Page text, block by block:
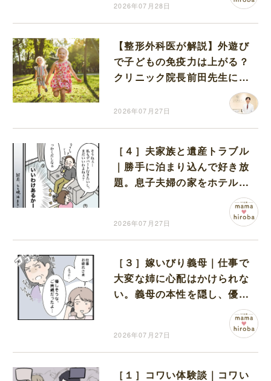
2026年07月28日
【整形外科医が解説】外遊び
で子どもの免疫力は上がる？
クリニック院長前田先生に伺
2026年07月27日
［４］夫家族と遺産トラブル
｜勝手に泊まり込んで好き放
題。息子夫婦の家をホテル扱
2026年07月27日
［３］嫁いびり義母｜仕事で
大変な姉に心配はかけられな
い。義母の本性を隠し、優し
2026年07月27日
［１］コワい体験談｜コワい